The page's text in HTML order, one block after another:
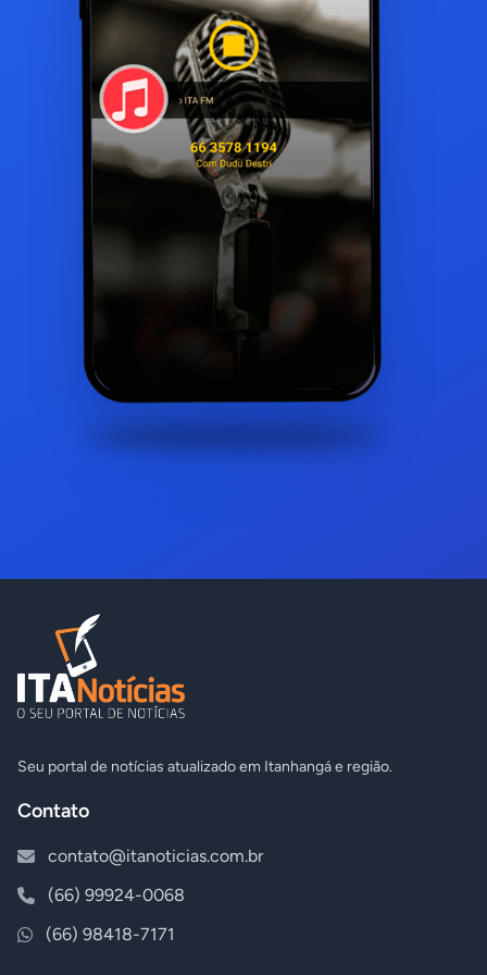
Seu portal de notícias atualizado em Itanhangá e região.
Contato
contato@itanoticias.com.br
(66) 99924-0068
(66) 98418-7171